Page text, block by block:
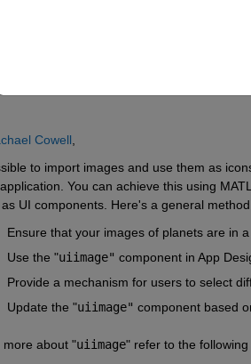
(1)
Cowell,
to import images and use them as
You can achieve this using
UI components. Here's a general
Ensure that your images of planets are in
Use the "uiimage" component in App
Provide a mechanism for users to select
Update the "uiimage" component based
more about "uiimage" refer to the